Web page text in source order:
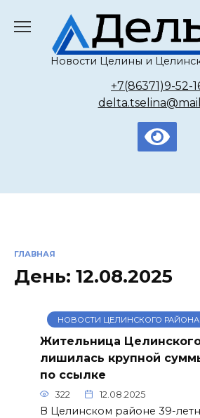
содержанию
Новости Целины и
+7(86371)9-52-
ГЛАВНАЯ
День: 12.08.2025
НОВОСТИ ЦЕЛИНСКОГО РАЙОНА
Жительница
лишилась крупной
по ссылке
322 12.08.2025
В Целинском районе 39-